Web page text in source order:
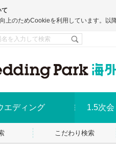
上のためCookieを利用しています。以
エディング 1.5次
こだわり検索